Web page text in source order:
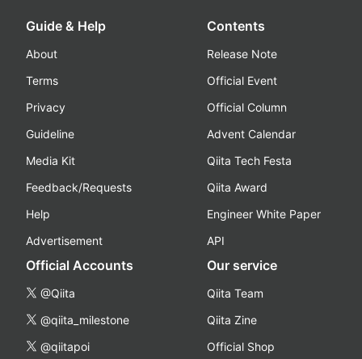
Guide & Help
About
Terms
Privacy
Guideline
Media Kit
Feedback/Requests
Help
Advertisement
Contents
Release Note
Official Event
Official Column
Advent Calendar
Qiita Tech Festa
Qiita Award
Engineer White Paper
API
Official Accounts
@Qiita
@qiita_milestone
@qiitapoi
Our service
Qiita Team
Qiita Zine
Official Shop